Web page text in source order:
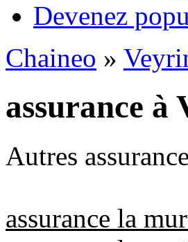
Devenez
Chaineo »
assurance à
Autres
assurance la